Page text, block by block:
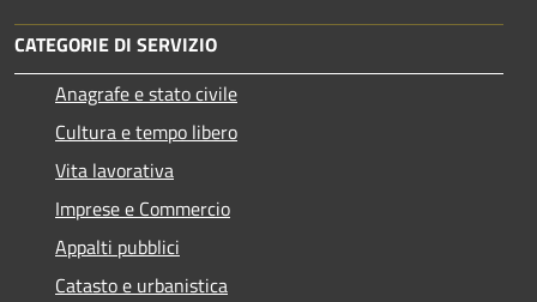
CATEGORIE DI SERVIZIO
Anagrafe e stato civile
Cultura e tempo libero
Vita lavorativa
Imprese e Commercio
Appalti pubblici
Catasto e urbanistica